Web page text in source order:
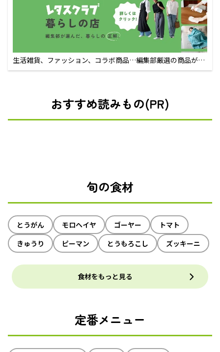
生活雑貨、ファッション、コラボ商品…編集部厳選の商品が買
えるECサイト
おすすめ読みもの(PR)
旬の食材
とうがん モロヘイヤ ゴーヤー
トマト
きゅうり
ピーマン とうもろこし ズッキーニ
食材をもっと見る
定番メニュー